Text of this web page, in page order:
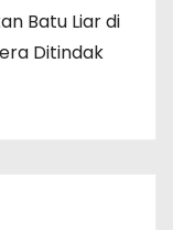
Batu Liar di
Ditindak